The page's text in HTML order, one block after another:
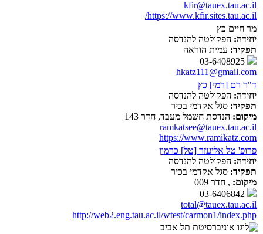
kfir@tauex.tau.ac.il
https://www.kfir.sites.tau.ac.il/
מר חיים כץ
יחידה: הפקולטה להנדסה
תפקיד: עמית הוראה
hkatz111@gmail.com
ד"ר רם [רמי] כץ
יחידה: הפקולטה להנדסה
תפקיד: סגל אקדמי בכיר
מיקום: הנדסת חשמל מעבד, חדר 143
ramkatsee@tauex.tau.ac.il
https://www.ramikatz.com
פרופ' טל אליעזר [טל] כרמון
יחידה: הפקולטה להנדסה
תפקיד: סגל אקדמי בכיר
מיקום: , חדר 009
total@tauex.tau.ac.il
http://web2.eng.tau.ac.il/wtest/carmon1/index.php